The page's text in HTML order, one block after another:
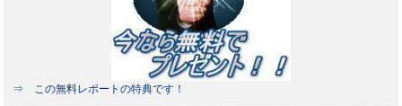
⇒ この無料レポートの特典です！